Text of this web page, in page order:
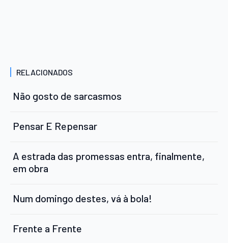
RELACIONADOS
Não gosto de sarcasmos
Pensar E Repensar
A estrada das promessas entra, finalmente,
em obra
Num domingo destes, vá à bola!
Frente a Frente